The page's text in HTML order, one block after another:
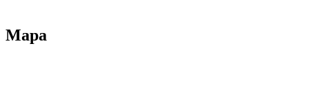
Mapa